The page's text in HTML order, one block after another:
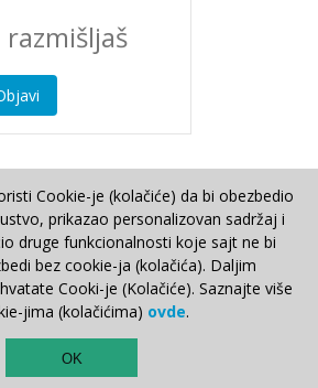
Majstor si? Imaš ideje
F.A.Q.
Obaveštenje o privatnosti
MG zajednice
Kontakt
Copyright © 2000–2026.
Cookie-je (kolačiće) da bi obezbedio
prikazao personalizovan sadržaj i
druge funkcionalnosti koje sajt ne bi
bez cookie-ja (kolačića). Daljim
Cooki-je (Kolačiće). Saznajte više
jima (kolačićima) ovde.
OK